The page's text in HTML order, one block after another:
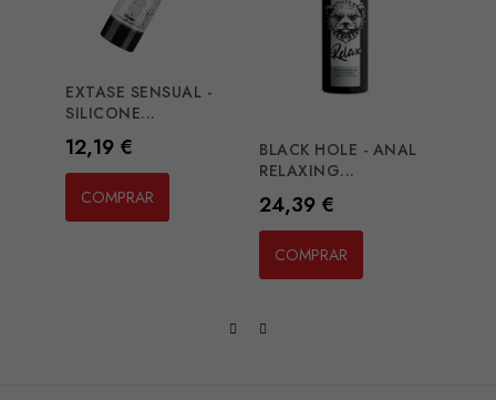
EXTASE SENSUAL -
SILICONE...
Preço
12,19 €
COMPRAR
BLACK HOLE - ANAL
RELAXING...
Preço
24,39 €
COMPRAR